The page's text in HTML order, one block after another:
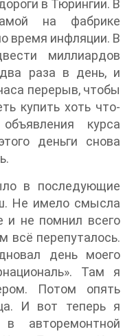
в Тюрингии. В
на фабрике
время инфляции. В
миллиардов
раза в день, и
перерыв, чтобы
купить хоть что-
курса
деньги снова
в последующие
Не имело смысла
и не помнил всего
всё перепуталось.
день моего
Там я
Потом опять
И вот теперь я
авторемонтной